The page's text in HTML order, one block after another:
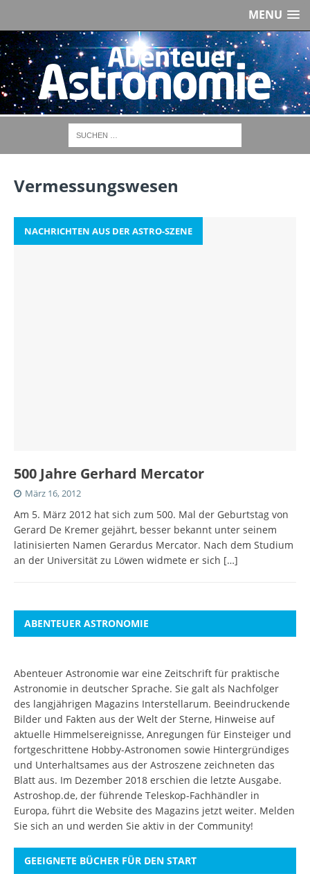
MENU
Vermessungswesen
NACHRICHTEN AUS DER ASTRO-SZENE
500 Jahre Gerhard Mercator
März 16, 2012
Am 5. März 2012 hat sich zum 500. Mal der Geburtstag von
Gerard De Kremer gejährt, besser bekannt unter seinem
latinisierten Namen Gerardus Mercator. Nach dem Studium
an der Universität zu Löwen widmete er sich […]
ABENTEUER ASTRONOMIE
Abenteuer Astronomie war eine Zeitschrift für praktische
Astronomie in deutscher Sprache. Sie galt als Nachfolger
des langjährigen Magazins Interstellarum. Beeindruckende
Bilder und Fakten aus der Welt der Sterne, Hinweise auf
aktuelle Himmelsereignisse, Anregungen für Einsteiger und
fortgeschrittene Hobby-Astronomen sowie Hintergründiges
und Unterhaltsames aus der Astroszene zeichneten das
Blatt aus. Im Dezember 2018 erschien die letzte Ausgabe.
Astroshop.de, der führende Teleskop-Fachhändler in
Europa, führt die Website des Magazins jetzt weiter. Melden
Sie sich an und werden Sie aktiv in der Community!
GEEIGNETE BÜCHER FÜR DEN START